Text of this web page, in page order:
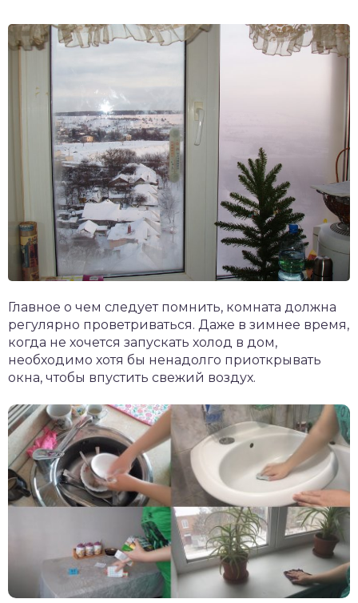
Главное о чем следует помнить, комната должна
регулярно проветриваться. Даже в зимнее время,
когда не хочется запускать холод в дом,
необходимо хотя бы ненадолго приоткрывать
окна, чтобы впустить свежий воздух.